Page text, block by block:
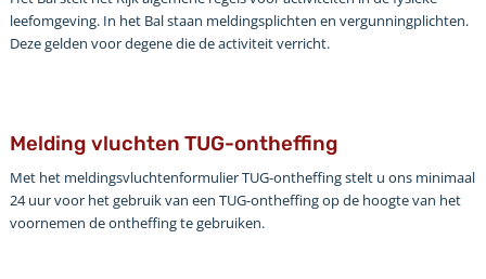
leefomgeving. In het Bal staan meldingsplichten en vergunningplichten.
Deze gelden voor degene die de activiteit verricht.
Melding vluchten TUG-ontheffing
Met het meldingsvluchtenformulier TUG-ontheffing stelt u ons minimaal
24 uur voor het gebruik van een TUG-ontheffing op de hoogte van het
voornemen de ontheffing te gebruiken.